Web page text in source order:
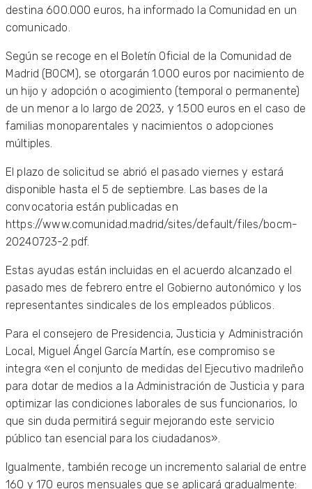
destina 600.000 euros, ha informado la Comunidad en un
comunicado.
Según se recoge en el Boletín Oficial de la Comunidad de
Madrid (BOCM), se otorgarán 1.000 euros por nacimiento de
un hijo y adopción o acogimiento (temporal o permanente)
de un menor a lo largo de 2023, y 1.500 euros en el caso de
familias monoparentales y nacimientos o adopciones
múltiples.
El plazo de solicitud se abrió el pasado viernes y estará
disponible hasta el 5 de septiembre. Las bases de la
convocatoria están publicadas en
https://www.comunidad.madrid/sites/default/files/bocm-
20240723-2.pdf.
Estas ayudas están incluidas en el acuerdo alcanzado el
pasado mes de febrero entre el Gobierno autonómico y los
representantes sindicales de los empleados públicos.
Para el consejero de Presidencia, Justicia y Administración
Local, Miguel Ángel García Martín, ese compromiso se
integra «en el conjunto de medidas del Ejecutivo madrileño
para dotar de medios a la Administración de Justicia y para
optimizar las condiciones laborales de sus funcionarios, lo
que sin duda permitirá seguir mejorando este servicio
público tan esencial para los ciudadanos».
Igualmente, también recoge un incremento salarial de entre
160 y 170 euros mensuales que se aplicará gradualmente: